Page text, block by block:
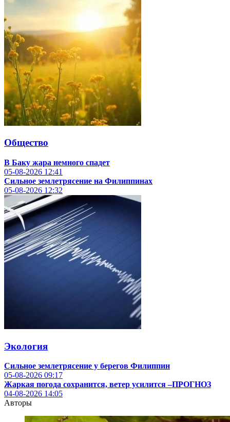
Общество
В Баку жара немного спадет
05-08-2026 12:41
Сильное землетрясение на Филиппинах
05-08-2026 12:32
Экология
Сильное землетрясение у берегов Филиппин
05-08-2026 09:17
Жаркая погода сохранится, ветер усилится –ПРОГНОЗ
04-08-2026 14:05
Авторы